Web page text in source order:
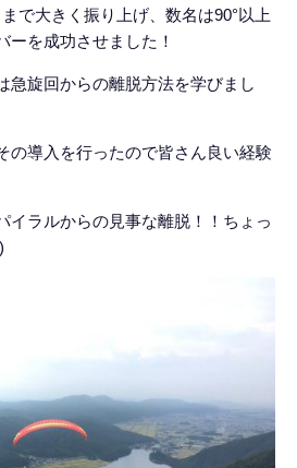
で大きく振り上げ、数名は90°以上
ーを成功させました！
急旋回からの離脱方法を学びまし
の導入を行ったので皆さん良い経験
イラルからの見事な離脱！！ちょっ